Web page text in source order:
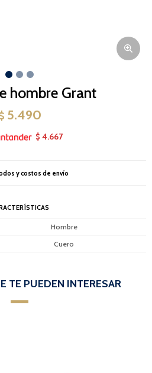
hombre Grant
5.490
$ 4.667
y costos de envío
Hombre
Cuero
TE PUEDEN INTERESAR